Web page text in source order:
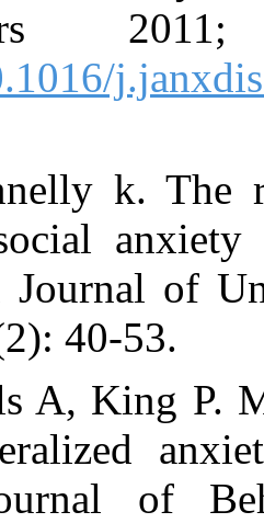
Connelly
social
an
7(2): 40-
Wells A,
Journal